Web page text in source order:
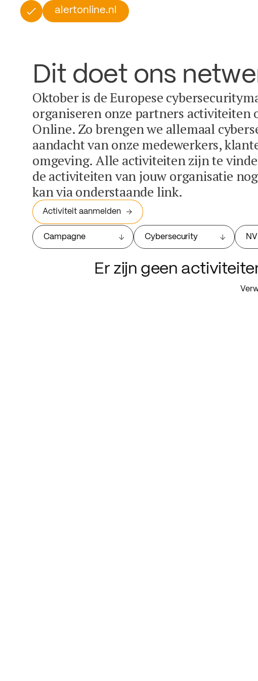
alertonline.nl
Dit doet ons
Oktober is de Europese
organiseren onze partners activiteiten
Online. Zo brengen we allemaal
aandacht van onze medewerkers,
omgeving. Alle activiteiten zijn te
de activiteiten van jouw organisatie
kan via onderstaande link.
Activiteit aanmelden
Campagne Cybersecurity
Er zijn geen